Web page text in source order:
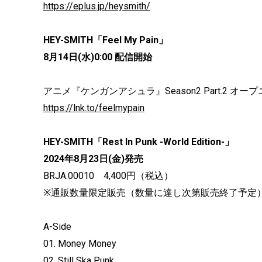
https://eplus.jp/heysmith/
HEY-SMITH「Feel My Pain」
8月14日(水)0:00 配信開始
アニメ『ケンガンアシュラ』Season2 Part.2 オープ
https://lnk.to/feelmypain
HEY-SMITH「Rest In Punk -World Edition-」
2024年8月23日(金)発売
BRJA.00010 4,400円（税込）
※通販数量限定販売（数量に達し次第販売終了予定）
A-Side
01. Money Money